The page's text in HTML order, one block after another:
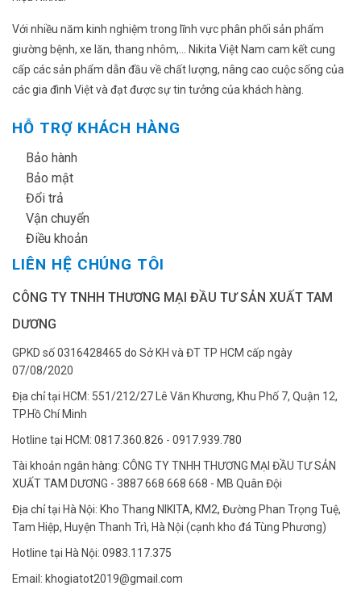
Với nhiều năm kinh nghiệm trong lĩnh vực phân phối sản phẩm
giường bệnh, xe lăn, thang nhôm,... Nikita Việt Nam cam kết cung
cấp các sản phẩm dẫn đầu về chất lượng, nâng cao cuộc sống của
các gia đình Việt và đạt được sự tin tưởng của khách hàng.
HỖ TRỢ KHÁCH HÀNG
Bảo hành
Bảo mật
Đổi trả
Vận chuyển
Điều khoản
LIÊN HỆ CHÚNG TÔI
CÔNG TY TNHH THƯƠNG MẠI ĐẦU TƯ SẢN XUẤT TAM
DƯƠNG
GPKD số 0316428465 do Sở KH và ĐT TP HCM cấp ngày
07/08/2020
Địa chỉ tại HCM: 551/212/27 Lê Văn Khương, Khu Phố 7, Quận 12,
TP.Hồ Chí Minh
Hotline tại HCM: 0817.360.826 - 0917.939.780
Tài khoản ngân hàng: CÔNG TY TNHH THƯƠNG MẠI ĐẦU TƯ SẢN
XUẤT TAM DƯƠNG - 3887 668 668 668 - MB Quân Đội
Địa chỉ tại Hà Nội: Kho Thang NIKITA, KM2, Đường Phan Trọng Tuệ,
Tam Hiệp, Huyện Thanh Trì, Hà Nội (cạnh kho đá Tùng Phương)
Hotline tại Hà Nội: 0983.117.375
Email: khogiatot2019@gmail.com